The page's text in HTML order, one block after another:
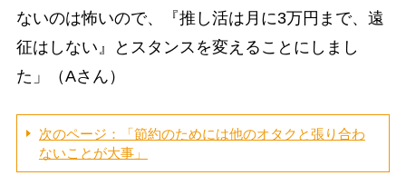
ないのは怖いので、『推し活は月に3万円まで、遠
征はしない』とスタンスを変えることにしまし
た」（Aさん）
次のページ：「節約のためには他のオタクと張り合わ
ないことが大事」